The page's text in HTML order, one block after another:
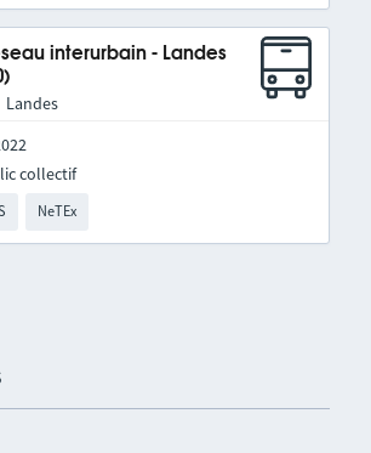
interurbain - Landes
Landes
NeTEx
collectif